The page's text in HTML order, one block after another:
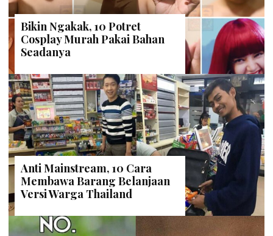
Bikin Ngakak, 10 Potret
Cosplay Murah Pakai Bahan
Seadanya
Anti Mainstream, 10 Cara
Membawa Barang Belanjaan
Versi Warga Thailand